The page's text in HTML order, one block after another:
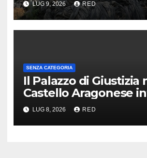
LUG 9, 2026 RED
SENZA CATEGORIA
Il Palazzo di Giustizia
Castello Aragonese
al giudice Numeroso
LUG 8, 2026 RED